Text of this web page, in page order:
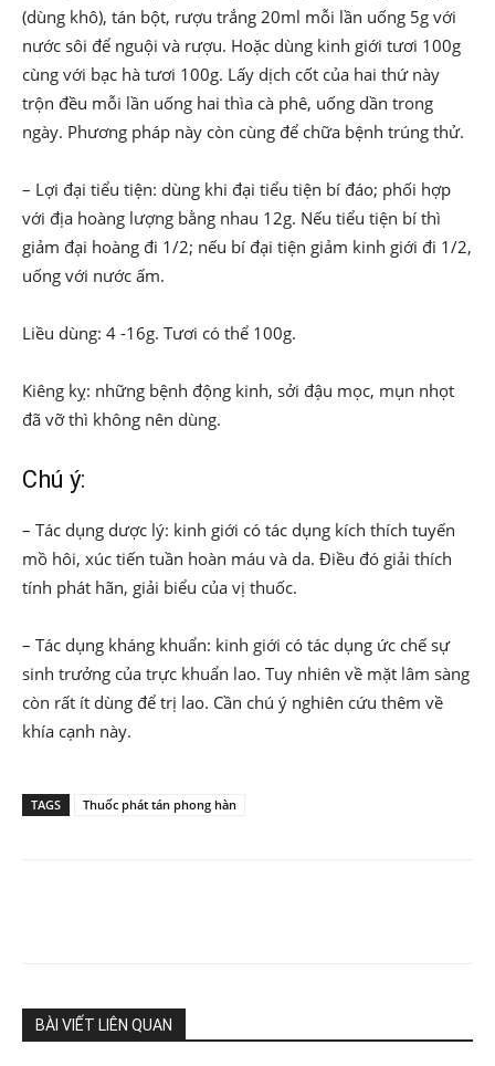
(dùng khô), tán bột, rượu trắng 20ml mỗi lần uống 5g với
nước sôi để nguội và rượu. Hoặc dùng kinh giới tươi 100g
cùng với bạc hà tươi 100g. Lấy dịch cốt của hai thứ này
trộn đều mỗi lần uống hai thìa cà phê, uống dần trong
ngày. Phương pháp này còn cùng để chữa bệnh trúng thử.
– Lợi đại tiểu tiện: dùng khi đại tiểu tiện bí đáo; phối hợp
với địa hoàng lượng bằng nhau 12g. Nếu tiểu tiện bí thì
giảm đại hoàng đi 1/2; nếu bí đại tiện giảm kinh giới đi 1/2,
uống với nước ấm.
Liều dùng: 4 -16g. Tươi có thể 100g.
Kiêng kỵ: những bệnh động kinh, sởi đậu mọc, mụn nhọt
đã vỡ thì không nên dùng.
Chú ý:
– Tác dụng dược lý: kinh giới có tác dụng kích thích tuyến
mồ hôi, xúc tiến tuần hoàn máu và da. Điều đó giải thích
tính phát hãn, giải biểu của vị thuốc.
– Tác dụng kháng khuẩn: kinh giới có tác dụng ức chế sự
sinh trưởng của trực khuẩn lao. Tuy nhiên về mặt lâm sàng
còn rất ít dùng để trị lao. Cần chú ý nghiên cứu thêm về
khía cạnh này.
TAGS Thuốc phát tán phong hàn
BÀI VIẾT LIÊN QUAN